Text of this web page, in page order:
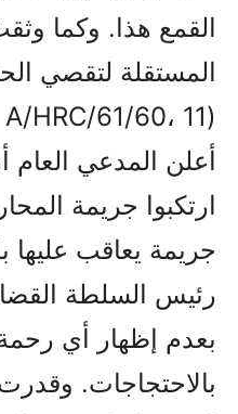
القمع هذا. وكما
المستقلة لتقصي
أعلن المدعي العام
ارتكبوا جريمة
جريمة يعاقب عليها
رئيس السلطة
بعدم إظهار أي
بالاحتجاجات. وقدرت